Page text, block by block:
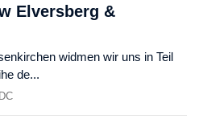
Elversberg &
widmen wir uns in Teil
de...